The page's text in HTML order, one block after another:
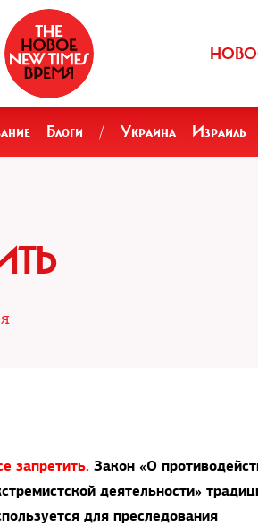
Блоги / Украина Израиль
запретить. Закон «О
деятельности»
для преследования